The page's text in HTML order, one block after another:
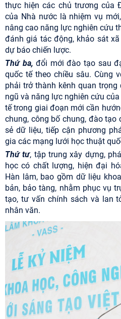
thực hiện các chủ trương của
của Nhà nước là nhiệm vụ
nâng cao năng lực nghiên cứu
đánh giá tác động, khảo sát
dự báo chiến lược.
Thứ ba,đổi mới đào tạo sau
quốc tế theo chiều sâu. Cùng
phải trở thành kênh quan
ngũ và năng lực nghiên cứu
tế trong giai đoạn mới cần
chung, công bố chung, đào tạo
sẻ dữ liệu, tiếp cận phương
gia các mạng lưới học thuật
Thứ tư, tập trung xây dựng,
học có chất lượng, hiện đại
Hàn lâm, bao gồm dữ liệu
bản, bảo tàng, nhằm phục vụ
tạo, tư vấn chính sách và lan
nhân văn.